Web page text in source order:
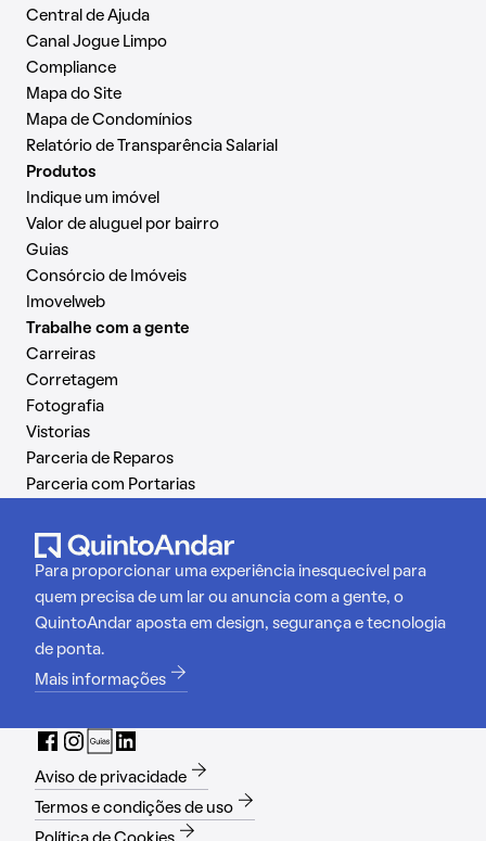
Central de Ajuda
Canal Jogue Limpo
Compliance
Mapa do Site
Mapa de Condomínios
Relatório de Transparência Salarial
Produtos
Indique um imóvel
Valor de aluguel por bairro
Guias
Consórcio de Imóveis
Imovelweb
Trabalhe com a gente
Carreiras
Corretagem
Fotografia
Vistorias
Parceria de Reparos
Parceria com Portarias
Para proporcionar uma experiência inesquecível para
quem precisa de um lar ou anuncia com a gente, o
QuintoAndar aposta em design, segurança e tecnologia
de ponta.
Mais informações
Aviso de privacidade
Termos e condições de uso